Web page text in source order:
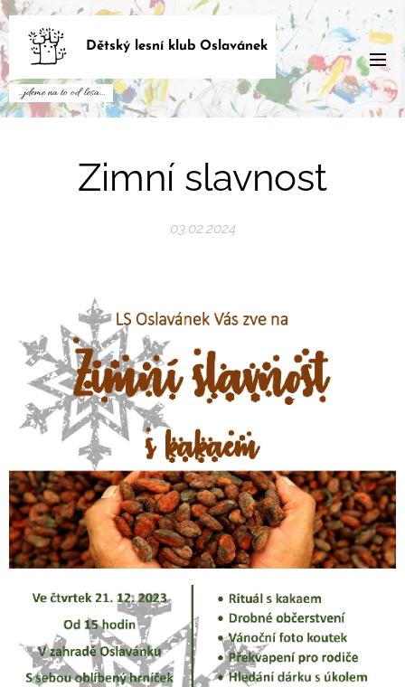
Dětský lesní klub Oslavánek
...jdeme na to od lesa...
Zimní slavnost
03.02.2024